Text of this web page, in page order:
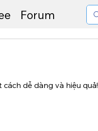
Forum
dễ dàng và hiệu quả!